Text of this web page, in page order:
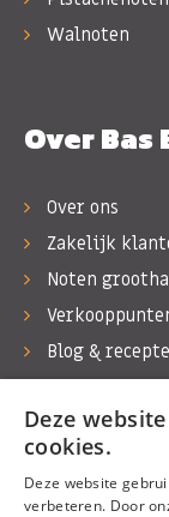
Walnoten
Over Bas
Over ons
Zakelijk
Noten
Blog &
Werken bij
Contact
Deze
cookies.
Deze website
verbeteren. Door